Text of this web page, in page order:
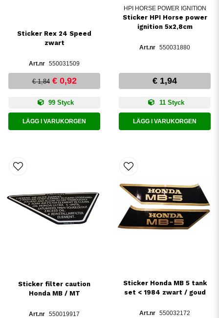
Sticker Rex 24 Speed
zwart
550031509
€ 1,84 € 0,92
99 Styck
LÄGG I VARUKORGEN
HPI HORSE POWER IGNITION
Sticker HPI Horse power
ignition 5x2,8cm
550031880
€ 1,94
11 Styck
LÄGG I VARUKORGEN
Sticker filter caution
Honda MB / MT
550019917
Sticker Honda MB 5 tank
set < 1984 zwart / goud
550032172